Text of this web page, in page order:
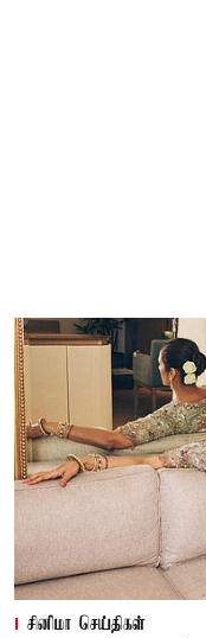
சினிமா செய்திகள்